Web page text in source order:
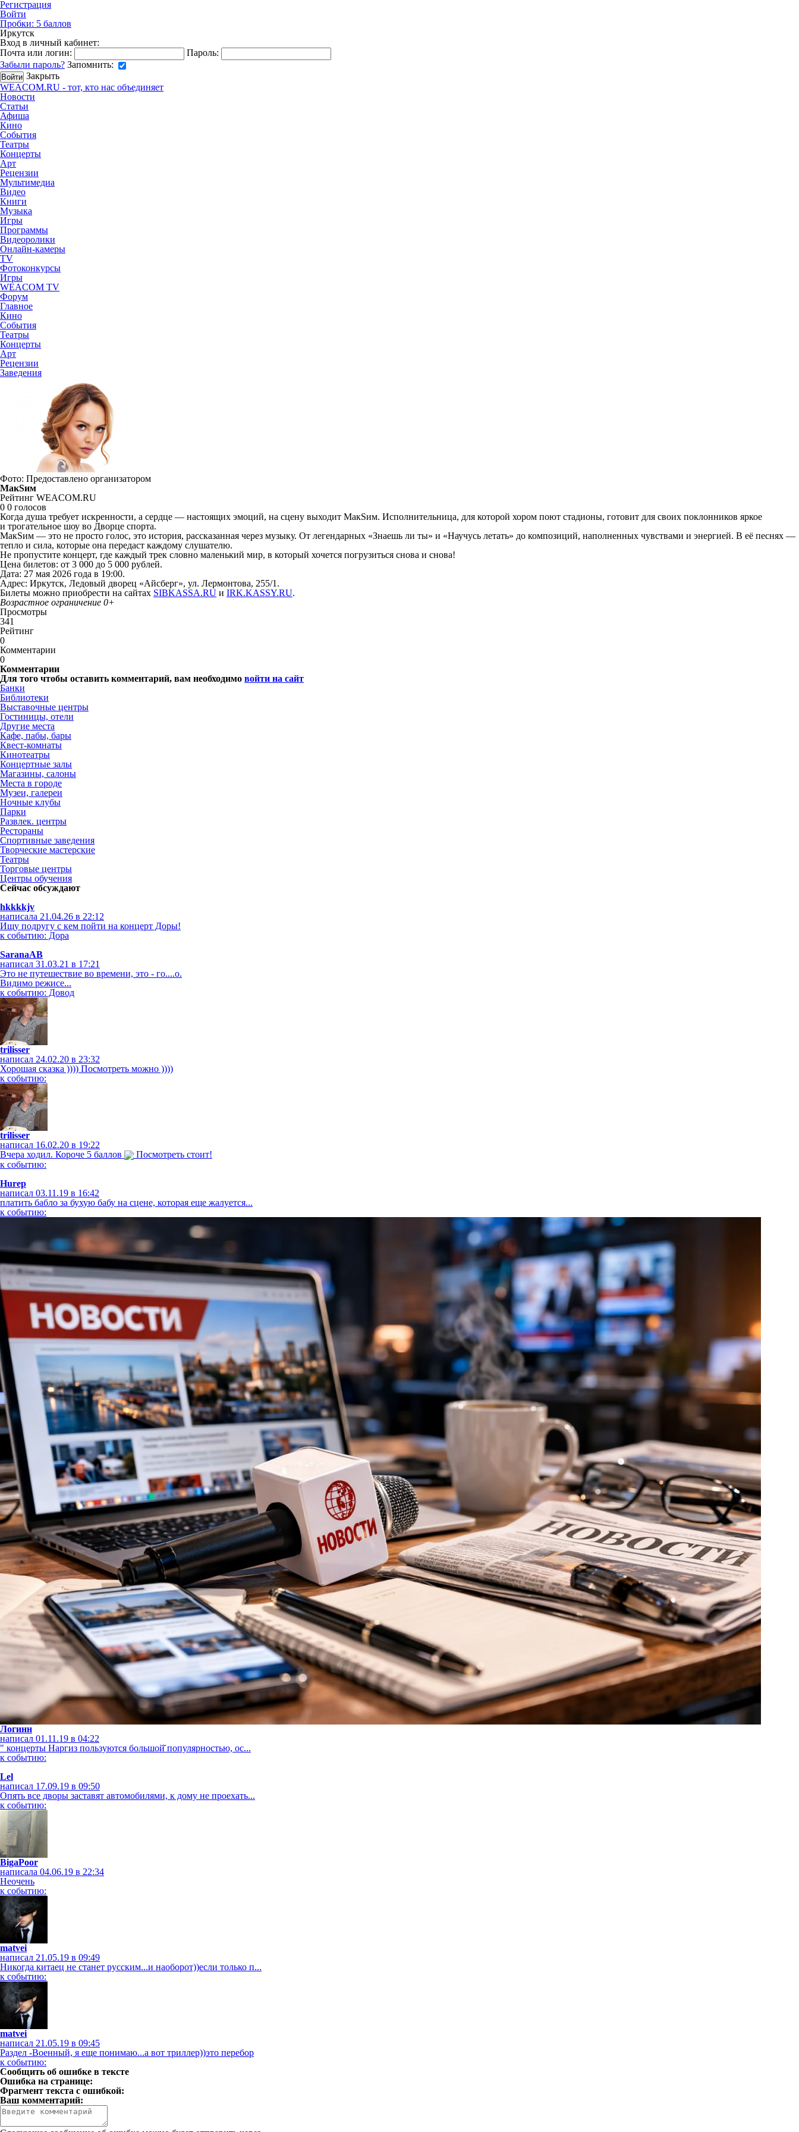
Регистрация
Войти
Пробки: 5 баллов
Иркутск
Вход в личный кабинет:
Почта или логин:
Пароль:
Забыли пароль? Запомнить:
Закрыть
WEACOM.RU - тот, кто нас объединяет
Новости
Статьи
Афиша
Кино
События
Театры
Концерты
Арт
Рецензии
Мультимедиа
Видео
Книги
Музыка
Игры
Программы
Видеоролики
Онлайн-камеры
TV
Фотоконкурсы
Игры
WEACOM TV
Форум
Главное
Кино
События
Театры
Концерты
Арт
Рецензии
Заведения
Фото: Предоставлено организатором
МакSим
Рейтинг WEACOM.RU
0 0 голосов
Когда душа требует искренности, а сердце — настоящих эмоций, на сцену выходит МакSим. Исполнительница, для которой хором поют стадионы, готовит для своих поклонников яркое
и трогательное шоу во Дворце спорта.
МакSим — это не просто голос, это история, рассказанная через музыку. От легендарных «Знаешь ли ты» и «Научусь летать» до композиций, наполненных чувствами и энергией. В её песнях —
тепло и сила, которые она передаст каждому слушателю.
Не пропустите концерт, где каждый трек словно маленький мир, в который хочется погрузиться снова и снова!
Цена билетов: от 3 000 до 5 000 рублей.
Дата: 27 мая 2026 года в 19:00.
Адрес: Иркутск, Ледовый дворец «Айсберг», ул. Лермонтова, 255/1.
Билеты можно приобрести на сайтах SIBKASSA.RU и IRK.KASSY.RU.
Возрастное ограничение 0+
Просмотры
341
Рейтинг
0
Комментарии
0
Комментарии
Для того чтобы оставить комментарий, вам необходимо войти на сайт
Банки
Библиотеки
Выставочные центры
Гостиницы, отели
Другие места
Кафе, пабы, бары
Квест-комнаты
Кинотеатры
Концертные залы
Магазины, салоны
Места в городе
Музеи, галереи
Ночные клубы
Парки
Развлек. центры
Рестораны
Спортивные заведения
Творческие мастерские
Театры
Торговые центры
Центры обучения
Сейчас обсуждают
hkkkkjv
написала 21.04.26 в 22:12
Ищу подругу с кем пойти на концерт Доры!
к событию: Дора
SaranaAB
написал 31.03.21 в 17:21
Это не путешествие во времени, это - го....о.
Видимо режисе...
к событию: Довод
trilisser
написал 24.02.20 в 23:32
Хорошая сказка )))) Посмотреть можно ))))
к событию:
trilisser
написал 16.02.20 в 19:22
Вчера ходил. Короче 5 баллов
Посмотреть стоит!
к событию:
Hurep
написал 03.11.19 в 16:42
платить бабло за бухую бабу на сцене, которая еще жалуется...
к событию:
Логинн
написал 01.11.19 в 04:22
" концерты Наргиз пользуются большой̆ популярностью, ос...
к событию:
Lel
написал 17.09.19 в 09:50
Опять все дворы заставят автомобилями, к дому не проехать...
к событию:
BigaPoor
написала 04.06.19 в 22:34
Неочень
к событию:
matvei
написал 21.05.19 в 09:49
Никогда китаец не станет русским...и наоборот))если только п...
к событию:
matvei
написал 21.05.19 в 09:45
Раздел -Военный, я еще понимаю...а вот триллер))это перебор
к событию:
Сообщить об ошибке в тексте
Ошибка на странице:
Фрагмент текста с ошибкой:
Ваш комментарий: